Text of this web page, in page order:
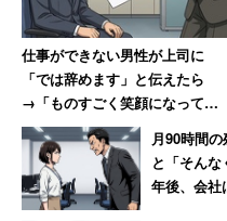
また子どもが将来、社会
ケーション力」が必要だ
ぞれ40％前後の人が答え
力」、「物事を柔軟に捉
調査を実施した学研プラ
仕事ができない男性が上司に
「では辞めます」と伝えたら
→「ものすごく笑顔になって、
その場で退職届を書かされまし
た」
月90時間
と「そん
年後、会社